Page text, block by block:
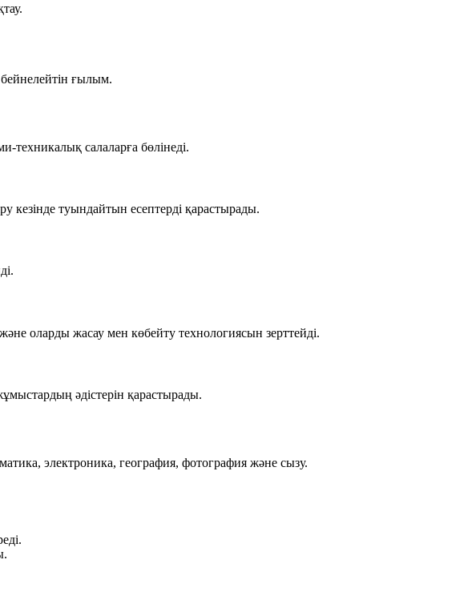
ғылым.
техникалық салаларға бөлінеді.
кезінде туындайтын есептерді қарастырады.
оларды жасау мен көбейту технологиясын зерттейді.
әдістерін қарастырады.
электроника, география, фотография және сызу.